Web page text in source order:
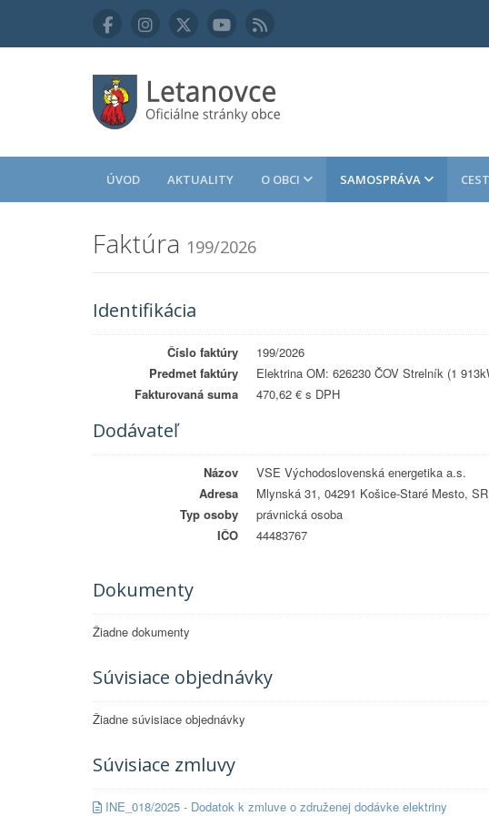
ÚVOD AKTUALITY O OBCI SAMOSPRÁVA
Faktúra 199/2026
Identifikácia
Číslo faktúry
199/2026
Predmet faktúry
Elektrina OM: 626230 ČOV Strelník (1
Fakturovaná suma
470,62 € s DPH
Dodávateľ
Názov
VSE Východoslovenská energetika a.s.
Adresa
Mlynská 31, 04291 Košice-Staré Mesto, SR
Typ osoby
právnická osoba
IČO
44483767
Dokumenty
Žiadne dokumenty
Súvisiace objednávky
Žiadne súvisiace objednávky
Súvisiace zmluvy
INE_018/2025 - Dodatok k zmluve o združenej dodávke elektriny